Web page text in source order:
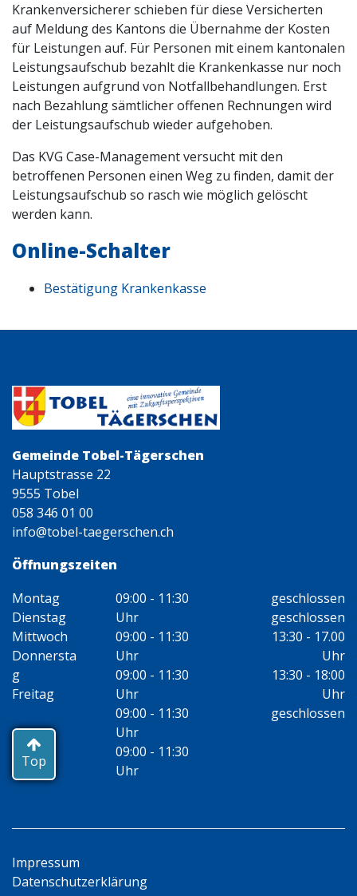
Krankenversicherer schieben für diese Versicherten
auf Meldung des Kantons die Übernahme der Kosten
für Leistungen auf. Für Personen mit einem kantonalen
Leistungsaufschub bezahlt die Krankenkasse nur noch
Leistungen aufgrund von Notfallbehandlungen. Erst
nach Bezahlung sämtlicher offenen Rechnungen wird
der Leistungsaufschub wieder aufgehoben.
Das KVG Case-Management versucht mit den
betroffenen Personen einen Weg zu finden, damit der
Leistungsaufschub so rasch wie möglich gelöscht
werden kann.
Online-Schalter
Bestätigung Krankenkasse
Öffnungszeiten
Gemeinde Tobel-Tägerschen
Hauptstrasse 22
9555 Tobel
058 346 01 00
info@tobel-taegerschen.ch
Montag
Dienstag
Mittwoch
Donnersta
g
Freitag
09:00 - 11:30
Uhr
09:00 - 11:30
Uhr
09:00 - 11:30
Uhr
09:00 - 11:30
Uhr
09:00 - 11:30
Uhr
geschlossen
geschlossen
13:30 - 17.00
Uhr
13:30 - 18:00
Uhr
geschlossen
Top
Impressum
Datenschutzerklärung